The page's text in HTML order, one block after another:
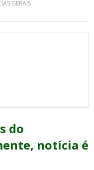
GERAIS
do
notícia é